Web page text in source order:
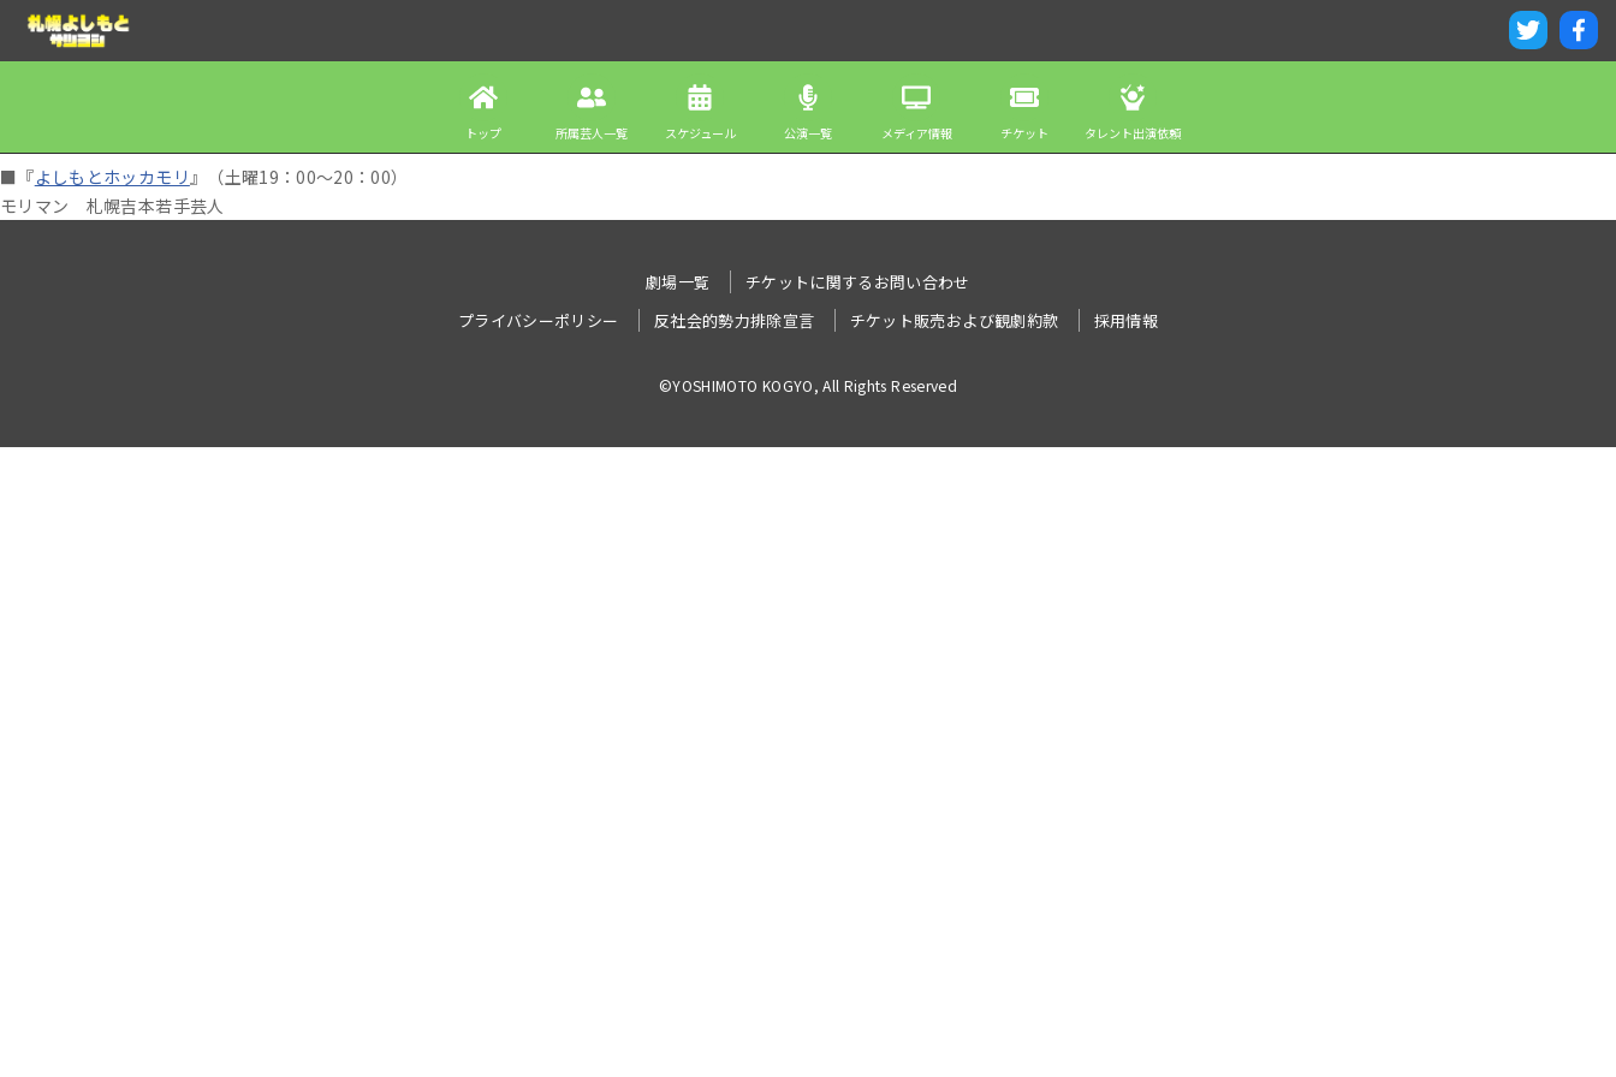
トップ 所属芸人一覧 スケジュール 公演一覧 メディア情報 チケット タレント出演依頼
■『よしもとホッカモリ』（土曜19：00～20：00）
モリマン 札幌吉本若手芸人
劇場一覧
チケットに関するお問い合わせ
プライバシーポリシー
反社会的勢力排除宣言 チケット販売および観劇約款 採用情報
©YOSHIMOTO KOGYO, All Rights Reserved